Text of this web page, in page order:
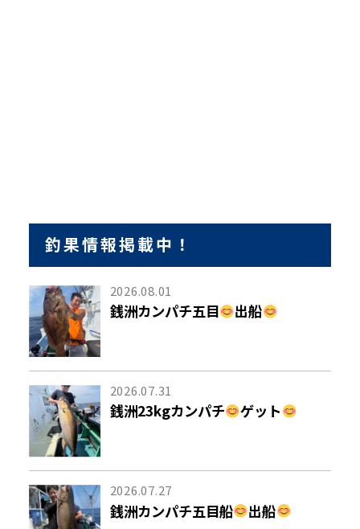
釣果情報掲載中！
2026.08.01
銭洲カンパチ五目 出船
2026.07.31
銭洲23kgカンパチ ゲット
2026.07.27
銭洲カンパチ五目船 出船